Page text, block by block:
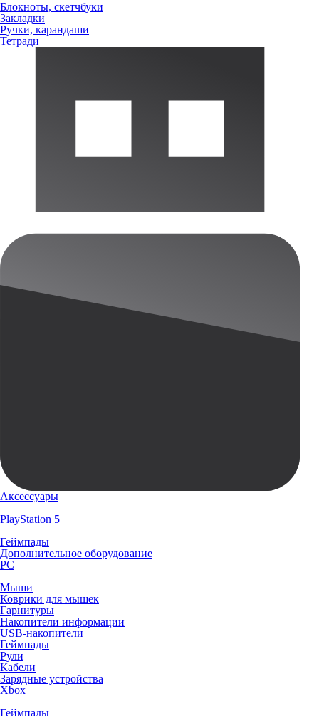
Блокноты, скетчбуки
Закладки
Ручки, карандаши
Тетради
Аксессуары
PlayStation 5
Геймпады
Дополнительное оборудование
PC
Мыши
Коврики для мышек
Гарнитуры
Накопители информации
USB-накопители
Геймпады
Рули
Кабели
Зарядные устройства
Xbox
Геймпады